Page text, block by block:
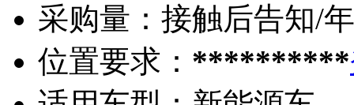
采购量： 接触后告知/年
位置要求： **********